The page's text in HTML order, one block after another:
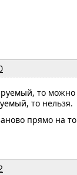
то
то нельзя.
прямо на